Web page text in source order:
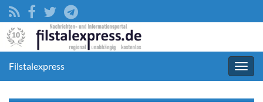
Filstalexpress